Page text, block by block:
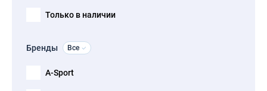
Только в наличии
Бренды Все
A-Sport